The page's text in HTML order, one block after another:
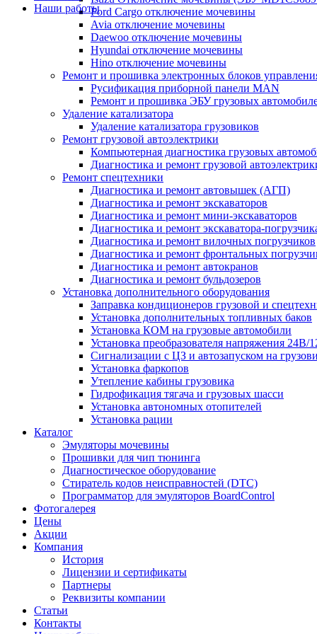
Наши работыFord Cargo отключение мочевины
Avia отключение мочевины
Daewoo отключение мочевины
Hyundai отключение мочевины
Hino отключение мочевины
Ремонт и прошивка электронных блоков
Русификация приборной панели MAN
Ремонт и прошивка ЭБУ грузовых
Удаление катализатора
Удаление катализатора грузовиков
Ремонт грузовой автоэлектрики
Компьютерная диагностика грузовых
Диагностика и ремонт грузовой
Ремонт спецтехники
Диагностика и ремонт автовышек (АГП)
Диагностика и ремонт экскаваторов
Диагностика и ремонт мини-экскаваторов
Диагностика и ремонт экскаватора-
Диагностика и ремонт вилочных погрузчиков
Диагностика и ремонт фронтальных
Диагностика и ремонт автокранов
Диагностика и ремонт бульдозеров
Установка дополнительного оборудования
Заправка кондиционеров грузовой и
Установка дополнительных топливных баков
Установка КОМ на грузовые автомобили
Установка преобразователя напряжения 24В/
Сигнализации с ЦЗ и автозапуском на
Установка фаркопов
Утепление кабины грузовика
Гидрофикация тягача и грузовых шасси
Установка автономных отопителей
Установка рации
Каталог
Эмуляторы мочевины
Прошивки для чип тюнинга
Диагностическое оборудование
Стиратель кодов неисправностей (DTC)
Программатор для эмуляторов BoardControl
Фотогалерея
Цены
Акции
Компания
История
Лицензии и сертификаты
Партнеры
Реквизиты компании
Статьи
Контакты